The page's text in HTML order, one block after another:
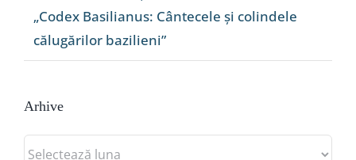
„Codex Basilianus: Cântecele și colindele
călugărilor bazilieni”
Arhive
Arhive